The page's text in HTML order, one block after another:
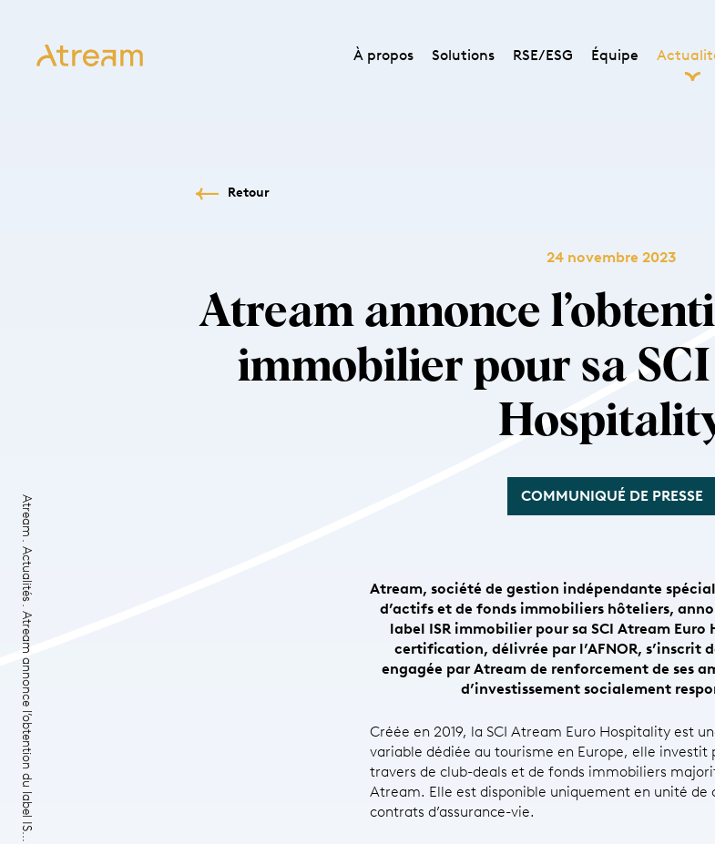
À propos Solutions RSE/ESG Équipe
Atream
Actualités
Atream annonce l’obtention du label IS...
Retour
24 novembre 2023
Atream annonce
immobilier pour sa
COMMUNIQUÉ DE PRESSE
Atream, société de gestion indépendante
d’actifs et de fonds immobiliers hôteliers,
label ISR immobilier pour sa SCI Atream
certification, délivrée par l’AFNOR, s’inscrit
engagée par Atream de renforcement de ses
d’investissement socialement
Créée en 2019, la SCI Atream Euro Hospitality est
variable dédiée au tourisme en Europe, elle investit
travers de club-deals et de fonds immobiliers
Atream. Elle est disponible uniquement en unité de
contrats d’assurance-vie.